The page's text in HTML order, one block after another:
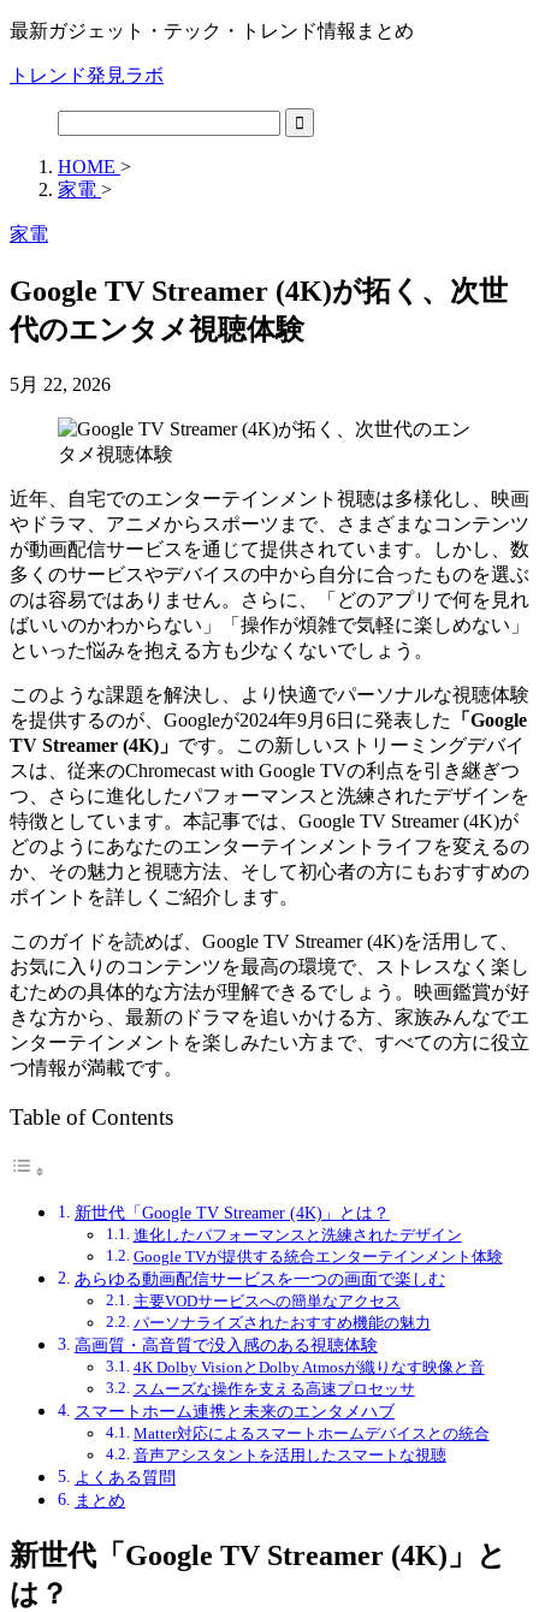
最新ガジェット・テック・トレンド情報まとめ
トレンド発見ラボ
HOME >
家電 >
家電
Google TV Streamer (4K)が拓く、次世
代のエンタメ視聴体験
5月 22, 2026
近年、自宅でのエンターテインメント視聴は多様化し、映画
やドラマ、アニメからスポーツまで、さまざまなコンテンツ
が動画配信サービスを通じて提供されています。しかし、数
多くのサービスやデバイスの中から自分に合ったものを選ぶ
のは容易ではありません。さらに、「どのアプリで何を見れ
ばいいのかわからない」「操作が煩雑で気軽に楽しめない」
といった悩みを抱える方も少なくないでしょう。
このような課題を解決し、より快適でパーソナルな視聴体験
を提供するのが、Googleが2024年9月6日に発表した
「Google
TV Streamer (4K)」 です。この新しいストリーミングデバイ
スは、従来のChromecast with Google TVの利点を引き継ぎつ
つ、さらに進化したパフォーマンスと洗練されたデザインを
特徴としています。本記事では、Google TV Streamer (4K)が
どのようにあなたのエンターテインメントライフを変えるの
か、その魅力と視聴方法、そして初心者の方にもおすすめの
ポイントを詳しくご紹介します。
このガイドを読めば、Google TV Streamer (4K)を活用して、
お気に入りのコンテンツを最高の環境で、ストレスなく楽し
むための具体的な方法が理解できるでしょう。映画鑑賞が好
きな方から、最新のドラマを追いかける方、家族みんなでエ
ンターテインメントを楽しみたい方まで、すべての方に役立
つ情報が満載です。
Table of Contents
新世代「Google TV Streamer (4K)」とは？
進化したパフォーマンスと洗練されたデザイン
Google TVが提供する統合エンターテインメント体験
あらゆる動画配信サービスを一つの画面で楽しむ
主要VODサービスへの簡単なアクセス
パーソナライズされたおすすめ機能の魅力
高画質・高音質で没入感のある視聴体験
4K Dolby VisionとDolby Atmosが織りなす映像と音
スムーズな操作を支える高速プロセッサ
スマートホーム連携と未来のエンタメハブ
Matter対応によるスマートホームデバイスとの統合
音声アシスタントを活用したスマートな視聴
よくある質問
まとめ
新世代「Google TV Streamer (4K)」と
は？